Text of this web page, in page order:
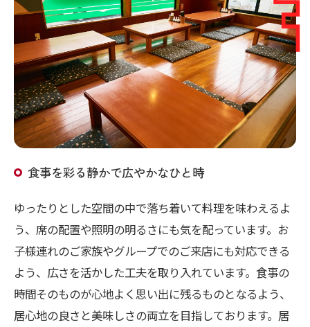
食事を彩る静かで広やかなひと時
ゆったりとした空間の中で落ち着いて料理を味わえるよ
う、席の配置や照明の明るさにも気を配っています。お
子様連れのご家族やグループでのご来店にも対応できる
よう、広さを活かした工夫を取り入れています。食事の
時間そのものが心地よく思い出に残るものとなるよう、
居心地の良さと美味しさの両立を目指しております。居